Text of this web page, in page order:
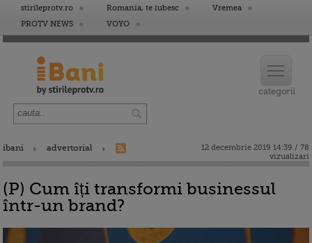
stirileprotv.ro Romania, te iubesc
Vremea
PROTV NEWS
VOYO
ibani advertorial
12 decembrie 2019 14:39 / 78
vizualizari
(P) Cum îți transformi businessul
într-un brand?